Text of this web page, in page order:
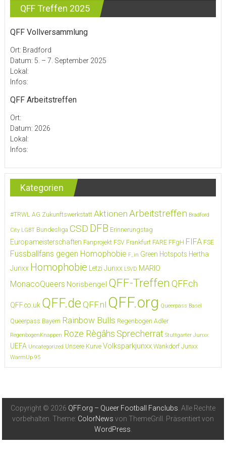
QFF Treffen 2025
QFF Vollversammlung
Ort: Bradford
Datum: 5. – 7. September 2025
Lokal:
Infos:
QFF Arbeitstreffen
Ort:
Datum: 2026
Lokal:
Infos:
Kategorien
#TRWL AG Zukunftswerkstatt Aktionen Arbeitstreffen Bradford
City LGBT Bundesliga CSD DFB Erinnerungstag
Europameisterschaften Fanprojekt FSV Frankfurt FARE FFgH FIFA FSE
Fussballfans gegen Homophobie F_in Green Hotspots Hertha
Junxx Homophobie Letzi Junxx LSVD MARIO
MonacoQueers Norisbengel QFF-Treffen QFF.ch
QFF.co.uk QFF.de QFF.nl QFF.org Queerpass Basel
Queerpass Bayern Rainbow Bulls Regenbogen Adler
RegenbogenKnappen Roze Règâhs Sprecherrat Stuttgarter Junxx
UEFA Uncategorized Unsere Kurve Volksparkjunxx Wankdorf Junxx
WarmUp 95
Copyright © 2026 QFF.org – Queer Football Fanclubs . Alle Rechte
vorbehalten. Theme: ColorNews von ThemeGrill. Präsentiert von
WordPress